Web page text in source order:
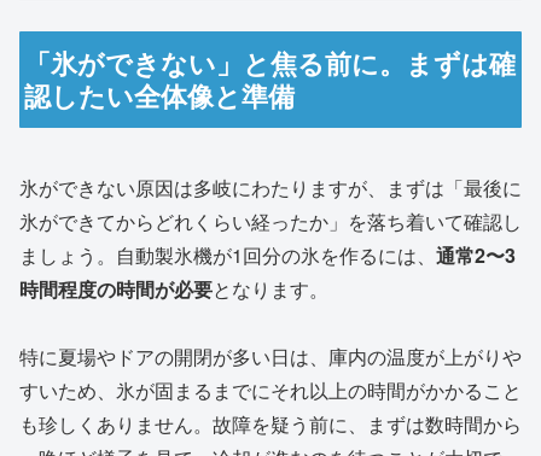
「氷ができない」と焦る前に。まずは確
認したい全体像と準備
氷ができない原因は多岐にわたりますが、まずは「最後に
氷ができてからどれくらい経ったか」を落ち着いて確認し
ましょう。自動製氷機が1回分の氷を作るには、 通常2〜3
時間程度の時間が必要となります。
特に夏場やドアの開閉が多い日は、庫内の温度が上がりや
すいため、氷が固まるまでにそれ以上の時間がかかること
も珍しくありません。故障を疑う前に、まずは数時間から